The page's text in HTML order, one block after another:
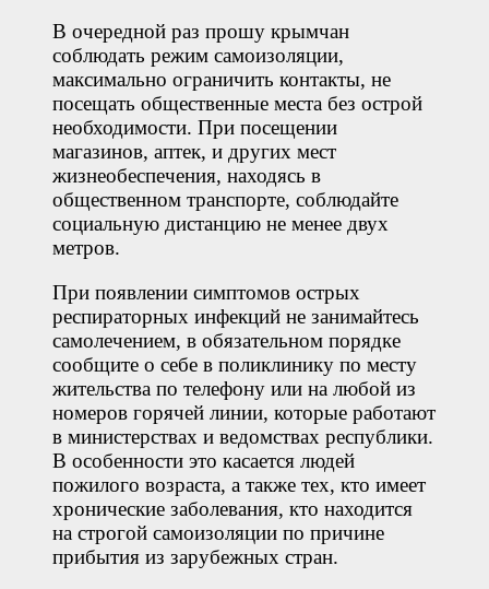
В очередной раз прошу крымчан
соблюдать режим самоизоляции,
максимально ограничить контакты, не
посещать общественные места без острой
необходимости. При посещении
магазинов, аптек, и других мест
жизнеобеспечения, находясь в
общественном транспорте, соблюдайте
социальную дистанцию не менее двух
метров.
При появлении симптомов острых
респираторных инфекций не занимайтесь
самолечением, в обязательном порядке
сообщите о себе в поликлинику по месту
жительства по телефону или на любой из
номеров горячей линии, которые работают
в министерствах и ведомствах республики.
В особенности это касается людей
пожилого возраста, а также тех, кто имеет
хронические заболевания, кто находится
на строгой самоизоляции по причине
прибытия из зарубежных стран.